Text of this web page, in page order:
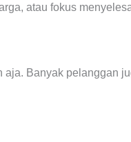
atau fokus
Banyak pelanggan